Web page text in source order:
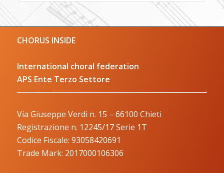
CHORUS INSIDE
International choral federation
APS Ente Terzo Settore
Via Giuseppe Verdi n. 15 – 66100 Chieti
Registrazione n. 12245/17 Serie 1T
Codice Fiscale: 93058420691
Trade Mark: 2017000106306